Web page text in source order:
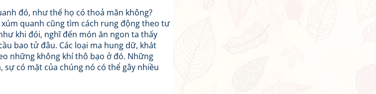
đó, như thế họ có thoả mãn không?
quanh cũng tìm cách rung động theo tư
khi đói, nghĩ đến món ăn ngon ta thấy
bao tử đâu. Các loại ma hung dữ, khát
những không khí thô bạo ở đó. Những
có mặt của chúng nó có thể gây nhiều